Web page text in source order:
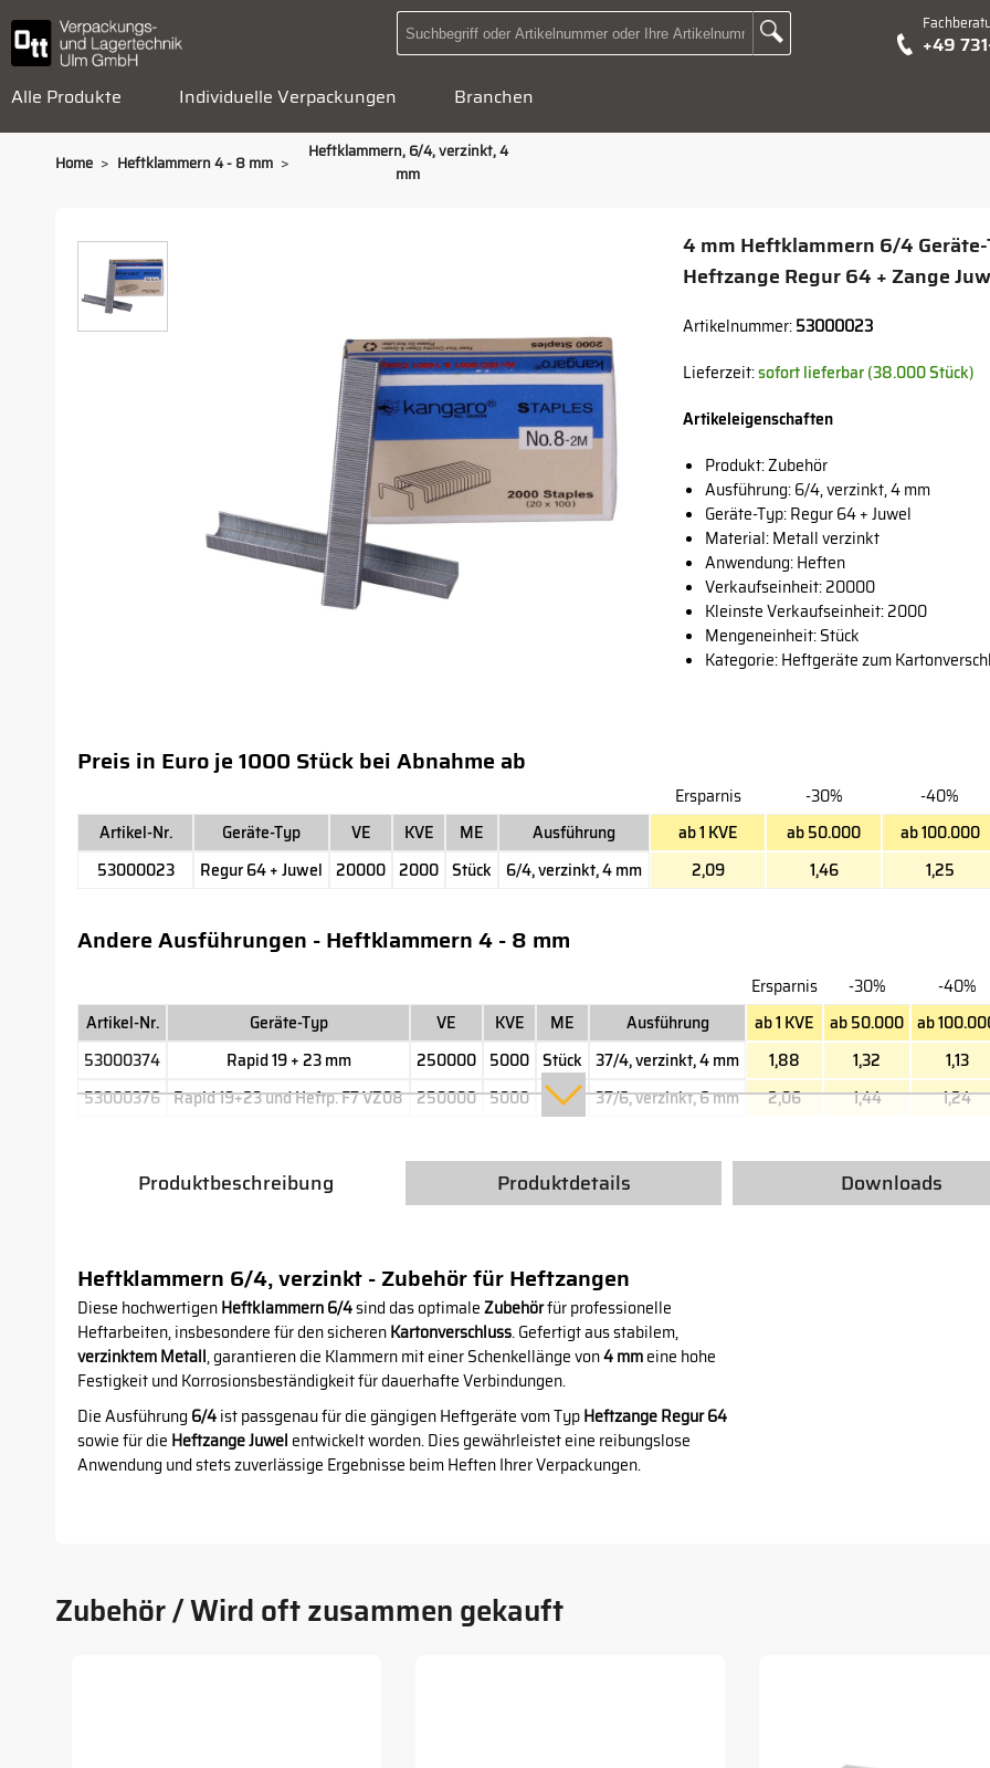
Suchbegriff oder Artikelnummer hier eingeben:
Zur Suche Landingpage
+49
Alle Produkte Individuelle Verpackungen Branchen
Home > Heftklammern 4 - 8 mm >
Heftklammern, 6/4, verzinkt, 4
mm
4 mm Heftklammern 6/4
Heftzange Regur 64 + Zange
Artikelnummer:53000023
Lieferzeit:sofort lieferbar (38.000 Stück)
Artikeleigenschaften
Produkt: Zubehör
Ausführung: 6/4, verzinkt, 4 mm
Geräte-Typ: Regur 64 + Juwel
Material: Metall verzinkt
Anwendung: Heften
Verkaufseinheit: 20000
Kleinste Verkaufseinheit: 2000
Mengeneinheit: Stück
Kategorie: Heftgeräte zum
Preis in Euro je 1000 Stück bei Abnahme ab
Ersparnis -30%
-40%
Artikel-Nr.
Geräte-Typ VE KVE ME Ausführung ab 1 KVE ab 50.000
ab 100.000
53000023
Regur 64 + Juwel 20000 2000 Stück 6/4, verzinkt, 4 mm 2,09 1,46 1,25
Andere Ausführungen - Heftklammern 4 - 8 mm
Ersparnis -30%
-40%
Artikel-Nr.
Geräte-Typ VE KVE ME Ausführung ab 1 KVE ab 50.000 ab
53000374
Rapid 19 + 23 mm 250000 5000 Stück 37/4, verzinkt, 4 mm 1,88 1,32 1,13
53000376 Rapid 19+23 und Heftp. F7 VZ08 250000 5000 Stück 37/6, verzinkt, 6 mm 2,06 1,44 1,24
Produktbeschreibung Produktdetails Downloads
Heftklammern 6/4, verzinkt - Zubehör für Heftzangen
Diese hochwertigenHeftklammern 6/4sind das optimaleZubehörfür professionelle
Heftarbeiten, insbesondere für den sicherenKartonverschluss. Gefertigt aus stabilem,
verzinktem Metall, garantieren die Klammern mit einer Schenkellänge von4 mmeine hohe
Festigkeit und Korrosionsbeständigkeit für dauerhafte Verbindungen.
Die Ausführung 6/4ist passgenau für die gängigen Heftgeräte vom TypHeftzange Regur 64
sowie für die Heftzange Juwel entwickelt worden. Dies gewährleistet eine reibungslose
Anwendung und stets zuverlässige Ergebnisse beim Heften Ihrer Verpackungen.
Zubehör / Wird oft zusammen gekauft